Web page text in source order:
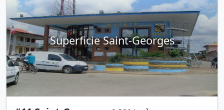
Superficie Saint-Georges